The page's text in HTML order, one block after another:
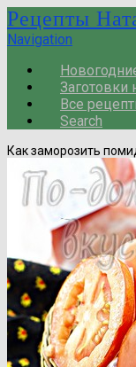
Рецепты
Navigation
Заготовки
Все
Search
Как заморозить